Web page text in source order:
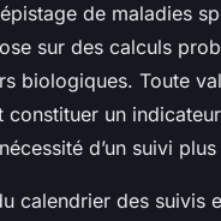
de maladies
sur des calculs
biologiques. Toute
constituer un indicateur
d’un suivi
calendrier des suivis